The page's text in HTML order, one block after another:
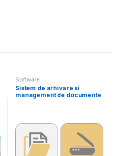
Software
Sistem de arhivare si
management de documente